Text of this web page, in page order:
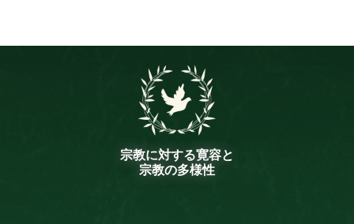
メ
宗教に対する寛容と
宗教の多様性